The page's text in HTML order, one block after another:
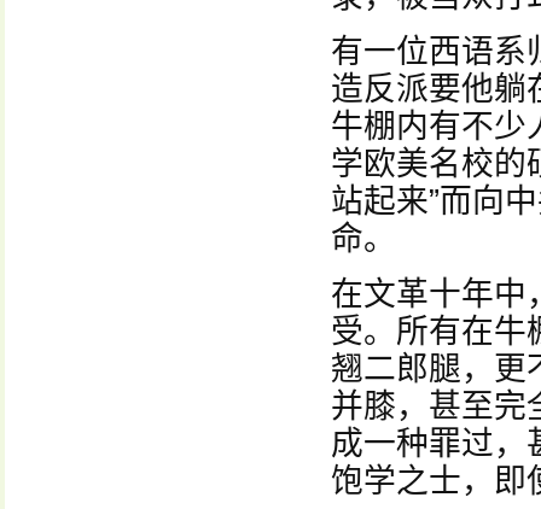
有一位西语系
造反派要他躺
牛棚内有不少
学欧美名校的
站起来”而向
命。
在文革十年中
受。所有在牛
翘二郎腿，更
并膝，甚至完
成一种罪过，
饱学之士，即